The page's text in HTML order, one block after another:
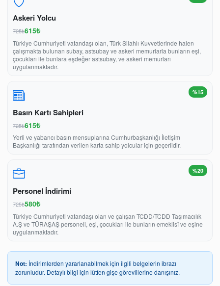
Askeri Yolcu
725₺615₺
Türkiye Cumhuriyeti vatandaşı olan, Türk Silahlı Kuvvetlerinde halen
çalışmakta bulunan subay, astsubay ve askeri memurlarla bunların eşi,
çocukları ile bunlara eşdeğer astsubay, ve askeri memurları
uygulanmaktadır.
%15
Basın Kartı Sahipleri
725₺615₺
Yerli ve yabancı basın mensuplarına Cumhurbaşkanlığı İletişim
Başkanlığı tarafından verilen karta sahip yolcular için geçerlidir.
%20
Personel İndirimi
725₺580₺
Türkiye Cumhuriyeti vatandaşı olan ve çalışan TCDD/TCDD Taşımacılık
A.Ş ve TÜRAŞAŞ personeli, eşi, çocukları ile bunların emeklisî ve eşine
uygulanmaktadır.
Not: İndirimlerden yararlanabilmek için ilgili belgelerin ibrazı
zorunludur. Detaylı bilgi için lütfen gişe görevlilerine danışınız.